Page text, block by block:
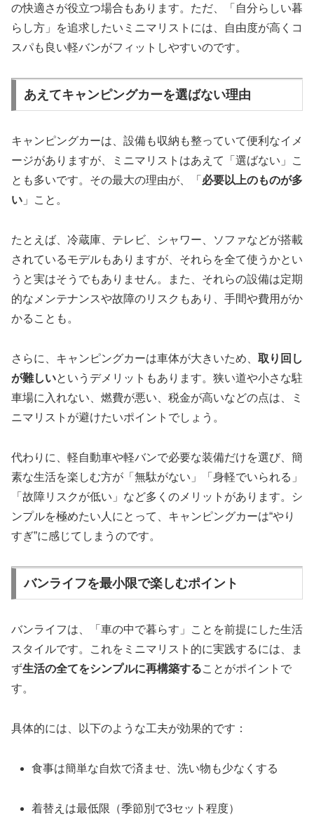
の快適さが役立つ場合もあります。ただ、「自分らしい暮
らし方」を追求したいミニマリストには、自由度が高くコ
スパも良い軽バンがフィットしやすいのです。
あえてキャンピングカーを選ばない理由
キャンピングカーは、設備も収納も整っていて便利なイメ
ージがありますが、ミニマリストはあえて「選ばない」こ
とも多いです。その最大の理由が、「 必要以上のものが多
い 」こと。
たとえば、冷蔵庫、テレビ、シャワー、ソファなどが搭載
されているモデルもありますが、それらを全て使うかとい
うと実はそうでもありません。また、それらの設備は定期
的なメンテナンスや故障のリスクもあり、手間や費用がか
かることも。
さらに、キャンピングカーは車体が大きいため、 取り回し
が難しいというデメリットもあります。狭い道や小さな駐
車場に入れない、燃費が悪い、税金が高いなどの点は、ミ
ニマリストが避けたいポイントでしょう。
代わりに、軽自動車や軽バンで必要な装備だけを選び、簡
素な生活を楽しむ方が「無駄がない」「身軽でいられる」
「故障リスクが低い」など多くのメリットがあります。シ
ンプルを極めたい人にとって、キャンピングカーは“やり
すぎ”に感じてしまうのです。
バンライフを最小限で楽しむポイント
バンライフは、「車の中で暮らす」ことを前提にした生活
スタイルです。これをミニマリスト的に実践するには、ま
ず生活の全てをシンプルに再構築することがポイントで
す。
具体的には、以下のような工夫が効果的です：
食事は簡単な自炊で済ませ、洗い物も少なくする
着替えは最低限（季節別で3セット程度）